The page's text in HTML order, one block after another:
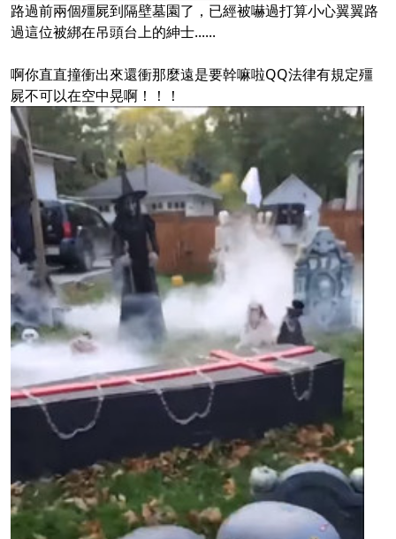
路過前兩個殭屍到隔壁墓園了，已經被嚇過打算小心翼翼路
過這位被綁在吊頭台上的紳士......
啊你直直撞衝出來還衝那麼遠是要幹嘛啦QQ法律有規定殭
屍不可以在空中晃啊！！！